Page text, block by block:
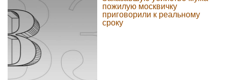
пожилую москвичку
приговорили к реальному
сроку